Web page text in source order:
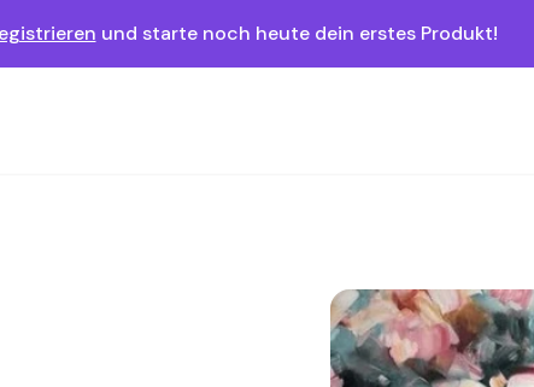
und starte noch heute dein erstes Produkt!